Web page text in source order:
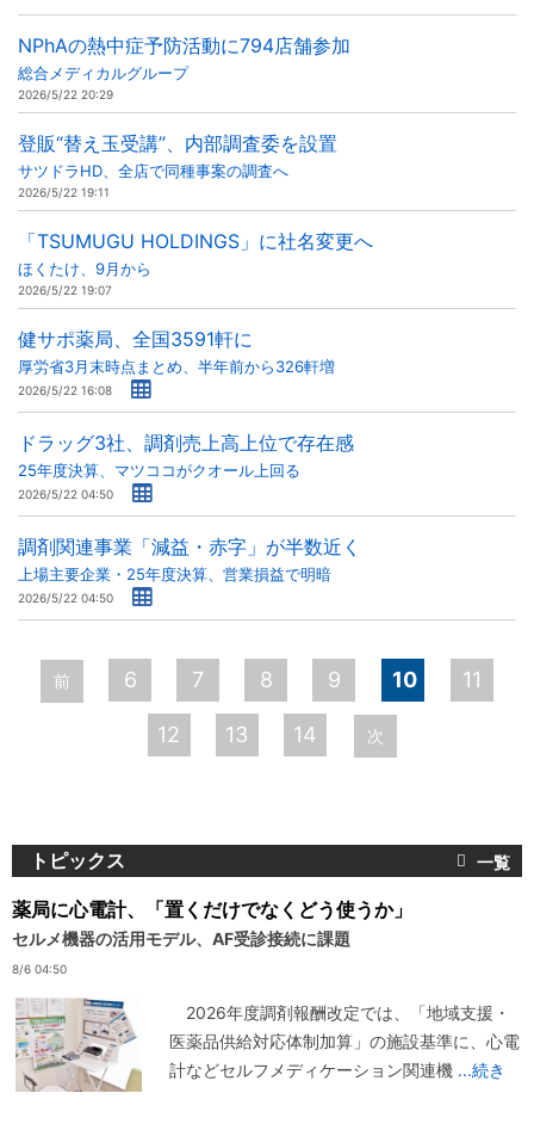
NPhAの熱中症予防活動に794店舗参加
総合メディカルグループ
2026/5/22 20:29
登販“替え玉受講”、内部調査委を設置
サツドラHD、全店で同種事案の調査へ
2026/5/22 19:11
「TSUMUGU HOLDINGS」に社名変更へ
ほくたけ、9月から
2026/5/22 19:07
健サポ薬局、全国3591軒に
厚労省3月末時点まとめ、半年前から326軒増
2026/5/22 16:08
ドラッグ3社、調剤売上高上位で存在感
25年度決算、マツココがクオール上回る
2026/5/22 04:50
調剤関連事業「減益・赤字」が半数近く
上場主要企業・25年度決算、営業損益で明暗
2026/5/22 04:50
ペ
ー
前 6 7 8 9 10 11
12 13 14 次
トピックス
薬局に心電計、「置くだけでなくどう使うか」
セルメ機器の活用モデル、AF受診接続に課題
8/6 04:50
2026年度調剤報酬改定では、「地域支援・
医薬品供給対応体制加算」の施設基準に、心電
計などセルフメディケーション関連機 ...続き